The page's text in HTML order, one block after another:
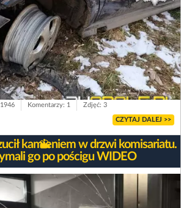
Komentarzy: 1 Zdjęć: 3
CZYTAJ DALEJ >>
kamieniem w drzwi komisariatu.
go po pościgu WIDEO